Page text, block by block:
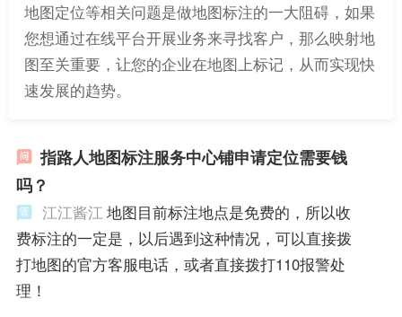
地图定位等相关问题是做地图标注的一大阻碍，如果
您想通过在线平台开展业务来寻找客户，那么映射地
图至关重要，让您的企业在地图上标记，从而实现快
速发展的趋势。
指路人地图标注服务中心铺申请定位需要钱
吗？
江江酱江 地图目前标注地点是免费的，所以收
费标注的一定是，以后遇到这种情况，可以直接拨
打地图的官方客服电话，或者直接拨打110报警处
理！